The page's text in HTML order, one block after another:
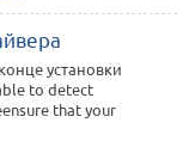
установки
to detect
that your